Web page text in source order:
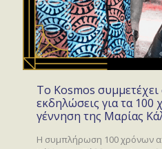
Το Kosmos συμμετέχει
εκδηλώσεις για τα 100
γέννηση της Μαρίας
Η συμπλήρωση 100 χρόνων